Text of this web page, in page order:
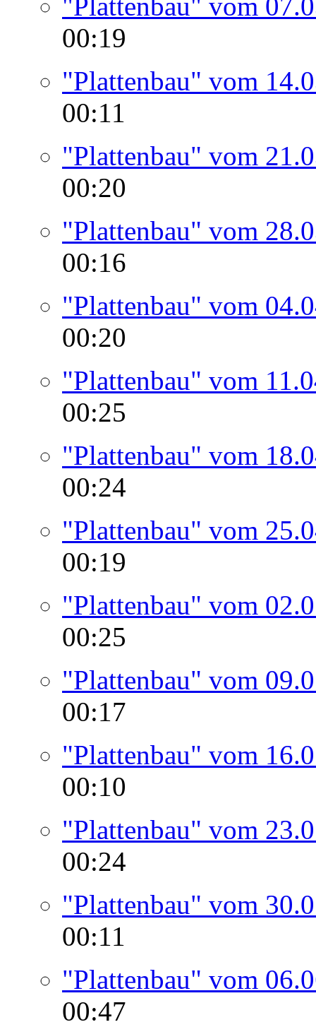
00:19
"Plattenbau" vom
00:11
"Plattenbau" vom
00:20
"Plattenbau" vom
00:16
"Plattenbau" vom
00:20
"Plattenbau" vom
00:25
"Plattenbau" vom
00:24
"Plattenbau" vom
00:19
"Plattenbau" vom
00:25
"Plattenbau" vom
00:17
"Plattenbau" vom
00:10
"Plattenbau" vom
00:24
"Plattenbau" vom
00:11
"Plattenbau" vom
00:47